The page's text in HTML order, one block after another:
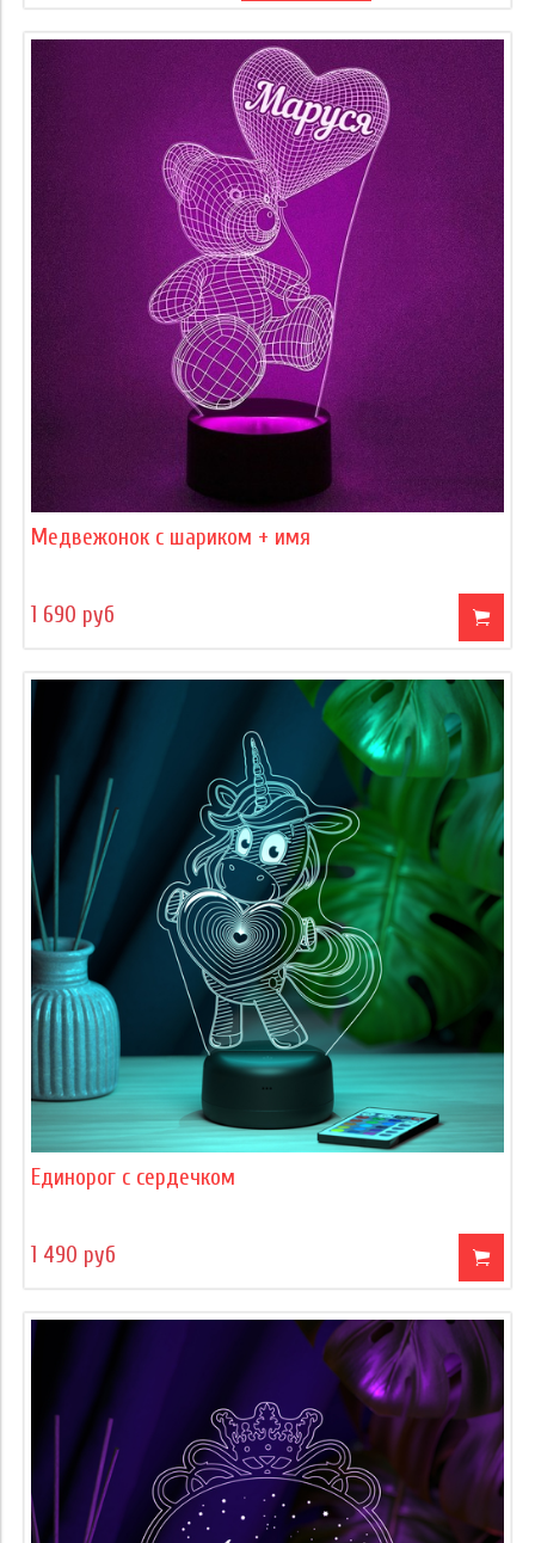
Медвежонок с шариком + имя
1 690 руб
Единорог с сердечком
1 490 руб